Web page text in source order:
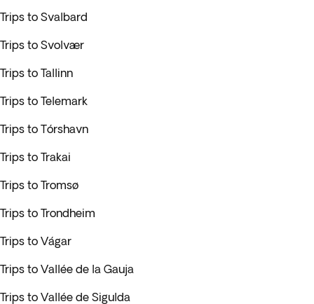
Trips to Svalbard
Trips to Svolvær
Trips to Tallinn
Trips to Telemark
Trips to Tórshavn
Trips to Trakai
Trips to Tromsø
Trips to Trondheim
Trips to Vágar
Trips to Vallée de la Gauja
Trips to Vallée de Sigulda